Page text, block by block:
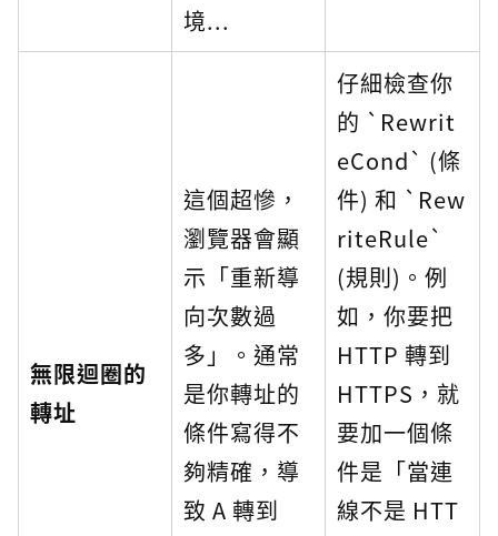
境...
無限迴圈的
轉址
這個超慘，
瀏覽器會顯
示「重新導
向次數過
多」。通常
是你轉址的
條件寫得不
夠精確，導
致 A 轉到
仔細檢查你
的 `Rewrit
eCond` (條
件) 和 `Rew
riteRule`
(規則)。例
如，你要把
HTTP 轉到
HTTPS，就
要加一個條
件是「當連
線不是 HTT